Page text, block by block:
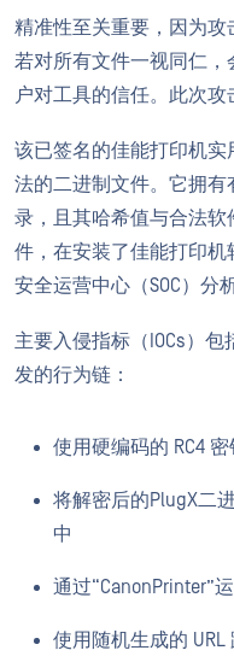
精准性至关重要，因为攻
若对所有文件一视同仁，
户对工具的信任。此次攻
该已签名的佳能打印机实
法的二进制文件。它拥
录，且其哈希值与合法
件，在安装了佳能打印
安全运营中心（SOC）分
主要入侵指标（IOCs）
发的行为链：
使用硬编码的 RC4
将解密后的PlugX二
中
通过“CanonPrinter”
使用随机生成的